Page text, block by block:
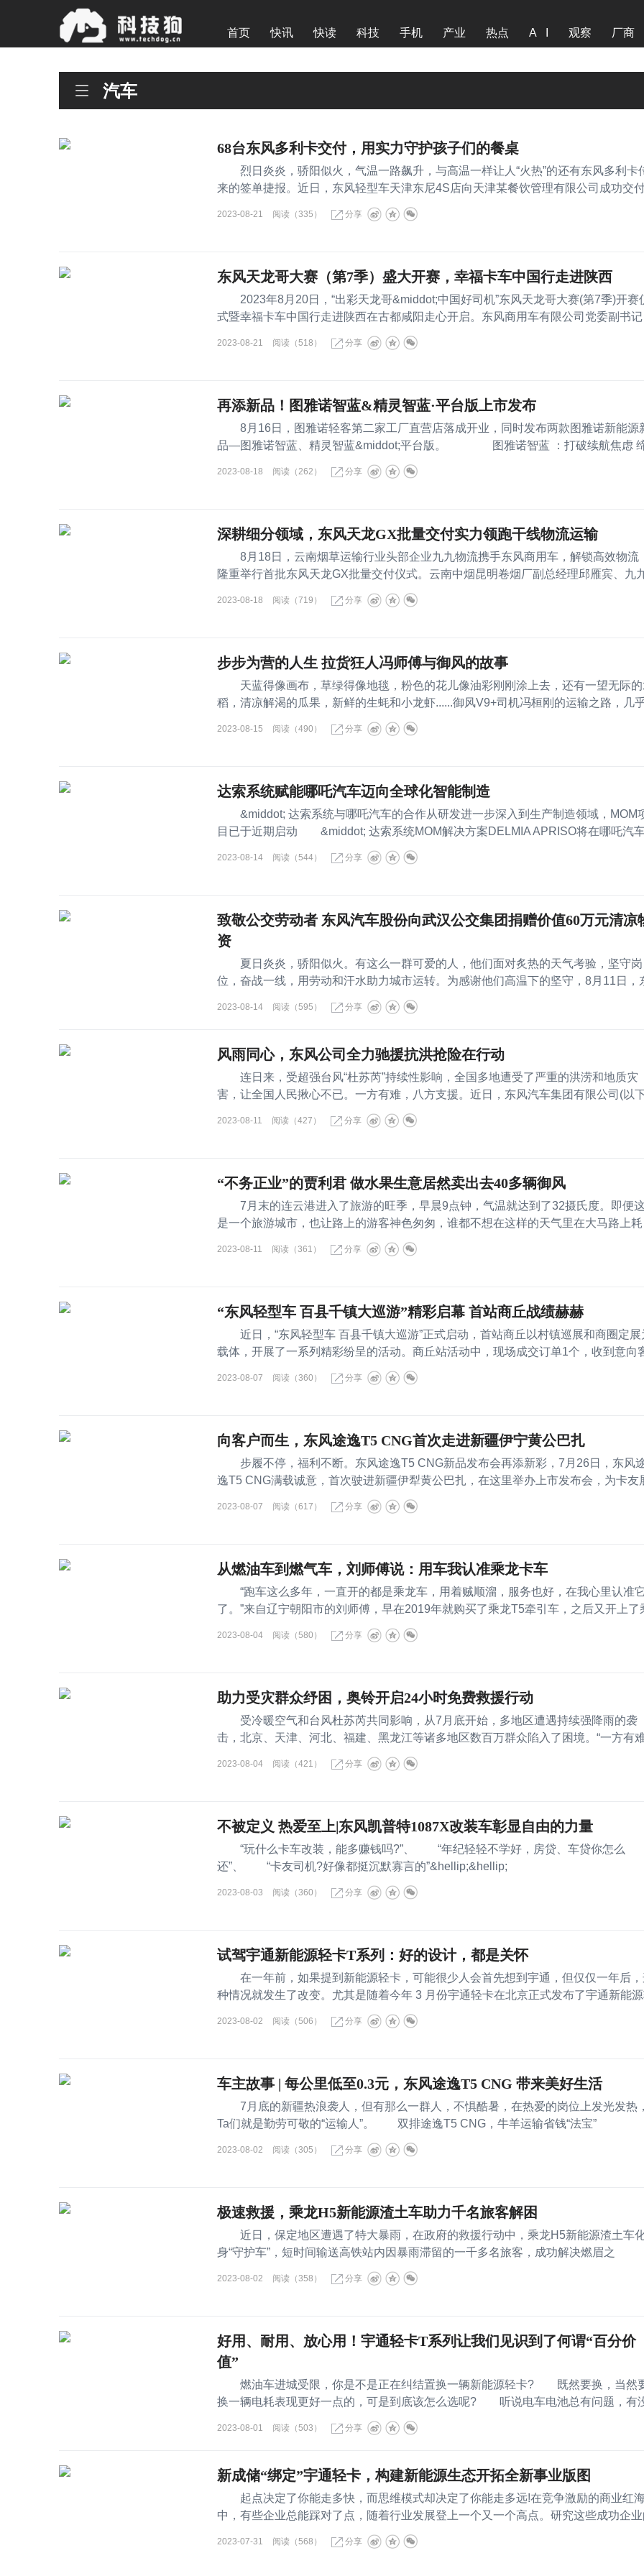
首页 快讯 快读 科技 手机 产业 热点 A I 观察 厂商
汽车
68台东风多利卡交付，用实力守护孩子们的餐桌
烈日炎炎，骄阳似火，气温一路飙升，与高温一样让人“火热”的还有东风多利卡
来的签单捷报。近日，东风轻型车天津东尼4S店向天津某餐饮管理有限公司成功交
2023-08-21 阅读（335） 分享
东风天龙哥大赛（第7季）盛大开赛，幸福卡车中国行走进陕西
2023年8月20日，“出彩天龙哥&middot;中国好司机”东风天龙哥大赛(第7季)开赛
式暨幸福卡车中国行走进陕西在古都咸阳走心开启。东风商用车有限公司党委副书记
2023-08-21 阅读（518） 分享
再添新品！图雅诺智蓝&精灵智蓝·平台版上市发布
8月16日，图雅诺轻客第二家工厂直营店落成开业，同时发布两款图雅诺新能源
品—图雅诺智蓝、精灵智蓝&middot;平台版。 图雅诺智蓝 ：打破续航焦虑
2023-08-18 阅读（262） 分享
深耕细分领域，东风天龙GX批量交付实力领跑干线物流运输
8月18日，云南烟草运输行业头部企业九九物流携手东风商用车，解锁高效物流
隆重举行首批东风天龙GX批量交付仪式。云南中烟昆明卷烟厂副总经理邱雁宾、九
2023-08-18 阅读（719） 分享
步步为营的人生 拉货狂人冯师傅与御风的故事
天蓝得像画布，草绿得像地毯，粉色的花儿像油彩刚刚涂上去，还有一望无际
稻，清凉解渴的瓜果，新鲜的生蚝和小龙虾......御风V9+司机冯桓刚的运输之路，几
2023-08-15 阅读（490） 分享
达索系统赋能哪吒汽车迈向全球化智能制造
&middot; 达索系统与哪吒汽车的合作从研发进一步深入到生产制造领域，MOM
目已于近期启动 &middot; 达索系统MOM解决方案DELMIA APRISO将在哪吒汽
2023-08-14 阅读（544） 分享
致敬公交劳动者 东风汽车股份向武汉公交集团捐赠价值60万元清凉
资
夏日炎炎，骄阳似火。有这么一群可爱的人，他们面对炙热的天气考验，坚守岗
位，奋战一线，用劳动和汗水助力城市运转。为感谢他们高温下的坚守，8月11日，
2023-08-14 阅读（595） 分享
风雨同心，东风公司全力驰援抗洪抢险在行动
连日来，受超强台风“杜苏芮”持续性影响，全国多地遭受了严重的洪涝和地质灾
害，让全国人民揪心不已。一方有难，八方支援。近日，东风汽车集团有限公司(以
2023-08-11 阅读（427） 分享
“不务正业”的贾利君 做水果生意居然卖出去40多辆御风
7月末的连云港进入了旅游的旺季，早晨9点钟，气温就达到了32摄氏度。即便
是一个旅游城市，也让路上的游客神色匆匆，谁都不想在这样的天气里在大马路上耗
2023-08-11 阅读（361） 分享
“东风轻型车 百县千镇大巡游”精彩启幕 首站商丘战绩赫赫
近日，“东风轻型车 百县千镇大巡游”正式启动，首站商丘以村镇巡展和商圈定展
载体，开展了一系列精彩纷呈的活动。商丘站活动中，现场成交订单1个，收到意向
2023-08-07 阅读（360） 分享
向客户而生，东风途逸T5 CNG首次走进新疆伊宁黄公巴扎
步履不停，福利不断。东风途逸T5 CNG新品发布会再添新彩，7月26日，东风
逸T5 CNG满载诚意，首次驶进新疆伊犁黄公巴扎，在这里举办上市发布会，为卡友
2023-08-07 阅读（617） 分享
从燃油车到燃气车，刘师傅说：用车我认准乘龙卡车
“跑车这么多年，一直开的都是乘龙车，用着贼顺溜，服务也好，在我心里认准
了。”来自辽宁朝阳市的刘师傅，早在2019年就购买了乘龙T5牵引车，之后又开上了
2023-08-04 阅读（580） 分享
助力受灾群众纾困，奥铃开启24小时免费救援行动
受冷暖空气和台风杜苏芮共同影响，从7月底开始，多地区遭遇持续强降雨的袭
击，北京、天津、河北、福建、黑龙江等诸多地区数百万群众陷入了困境。“一方有
2023-08-04 阅读（421） 分享
不被定义 热爱至上|东风凯普特1087X改装车彰显自由的力量
“玩什么卡车改装，能多赚钱吗?”、 “年纪轻轻不学好，房贷、车贷你怎么
还”、 “卡友司机?好像都挺沉默寡言的”&hellip;&hellip;
2023-08-03 阅读（360） 分享
试驾宇通新能源轻卡T系列：好的设计，都是关怀
在一年前，如果提到新能源轻卡，可能很少人会首先想到宇通，但仅仅一年后
种情况就发生了改变。尤其是随着今年 3 月份宇通轻卡在北京正式发布了宇通新能
2023-08-02 阅读（506） 分享
车主故事 | 每公里低至0.3元，东风途逸T5 CNG 带来美好生活
7月底的新疆热浪袭人，但有那么一群人，不惧酷暑，在热爱的岗位上发光发热
Ta们就是勤劳可敬的“运输人”。 双排途逸T5 CNG，牛羊运输省钱“法宝”
2023-08-02 阅读（305） 分享
极速救援，乘龙H5新能源渣土车助力千名旅客解困
近日，保定地区遭遇了特大暴雨，在政府的救援行动中，乘龙H5新能源渣土车
身“守护车”，短时间输送高铁站内因暴雨滞留的一千多名旅客，成功解决燃眉之
2023-08-02 阅读（358） 分享
好用、耐用、放心用！宇通轻卡T系列让我们见识到了何谓“百分价
值”
燃油车进城受限，你是不是正在纠结置换一辆新能源轻卡? 既然要换，当然
换一辆电耗表现更好一点的，可是到底该怎么选呢? 听说电车电池总有问题，有
2023-08-01 阅读（503） 分享
新成储“绑定”宇通轻卡，构建新能源生态开拓全新事业版图
起点决定了你能走多快，而思维模式却决定了你能走多远!在竞争激励的商业红
中，有些企业总能踩对了点，随着行业发展登上一个又一个高点。研究这些成功企
2023-07-31 阅读（568） 分享